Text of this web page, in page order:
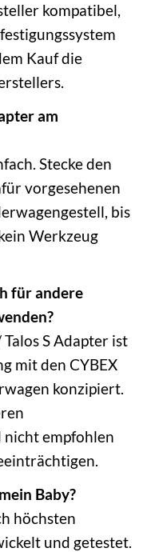
kompatibel,
Kauf die
am
Stecke den
vorgesehenen
bis
Werkzeug
für andere
Talos S Adapter ist
mit den CYBEX
konzipiert.
empfohlen
Baby?
höchsten
und getestet.